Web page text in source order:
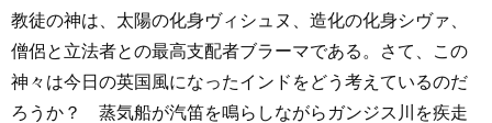
教徒の神は、太陽の化身ヴィシュヌ、造化の化身シヴァ、
僧侶と立法者との最高支配者ブラーマである。さて、この
神々は今日の英国風になったインドをどう考えているのだ
ろうか？ 蒸気船が汽笛を鳴らしながらガンジス川を疾走